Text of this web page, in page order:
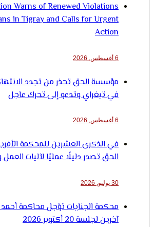
Warns of Renewed Violations
Civilians in Tigray and Calls for Urgent
مؤسسة الحق تحذر من تجدد الانتهاكات بحق
في تيغراي وتدعو إلى تحرك عاجل
في الذكرى العشرين للمحكمة الأفريقية..
الحق تصدر دليلًا عمليًا لآليات العمل
آخرين لجلسة 20 أكتوبر 2026